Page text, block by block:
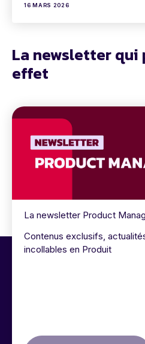
16 MARS 2026
La newsletter qui
effet
La newsletter Product
Contenus exclusifs,
incollables en Produit